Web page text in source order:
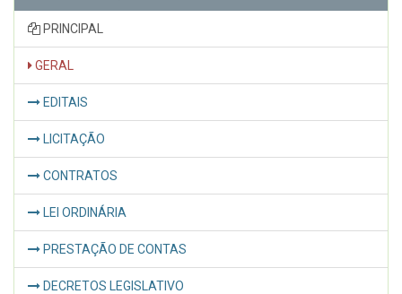
PRINCIPAL
GERAL
EDITAIS
LICITAÇÃO
CONTRATOS
LEI ORDINÁRIA
PRESTAÇÃO DE CONTAS
DECRETOS LEGISLATIVO